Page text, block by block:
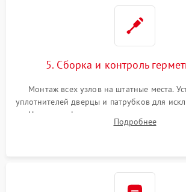
5. Сборка и контроль
Монтаж всех узлов на штатные места.
уплотнителей дверцы и патрубков для
Надежная фиксация хомутов
сборка корпуса и установка датчика
Подробнее